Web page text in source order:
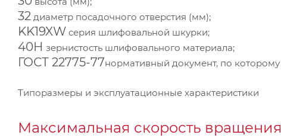
32 диаметр посадочного отверстия (мм);
KK19XW серия шлифовальной шкурки;
40Н зернистость шлифовального материала;
ГОСТ 22775-77нормативный документ, по которому
Типоразмеры и эксплуатационные характеристики
Максимальная скорость